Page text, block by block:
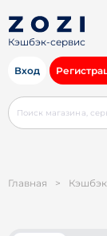
Кэшбэк-сервис
Вход
Главная > Кэшбэк